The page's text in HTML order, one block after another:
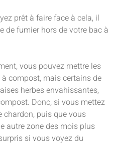
prêt à faire face à cela, il
de fumier hors de votre bac à
vous pouvez mettre les
compost, mais certains de
herbes envahissantes,
Donc, si vous mettez
chardon, puis que vous
autre zone des mois plus
si vous voyez du